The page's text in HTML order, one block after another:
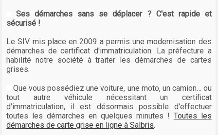
Ses démarches sans se déplacer ? C'est rapide et
sécurisé !
Le SIV mis place en 2009 a permis une modernisation des
démarches de certificat d'immatriculation. La préfecture a
habilité notre société à traiter les démarches de cartes
grises.
Que vous possédiez une voiture, une moto, un camion… ou
tout autre véhicule nécessitant un certificat
d'immatriculation, il est désormais possible d'effectuer
toutes les démarches en quelques minutes ! Toutes les
démarches de carte grise en ligne à Salbris.